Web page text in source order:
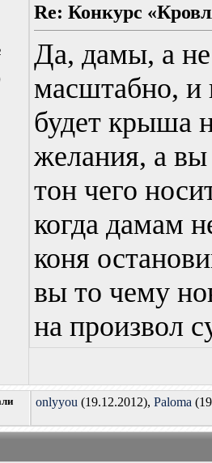
Re: Конкурс
Да, дамы, а
масштабно, и
будет крыша
желания, а
тон чего
когда дамам
коня
вы то чему
на произвол
onlyyou (19.12.2012), Paloma